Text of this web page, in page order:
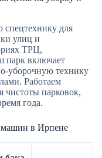
спецтехнику для
улиц и
ТРЦ,
включает
уборочную технику
Работаем
чистоты парковок,
года.
машин в Ирпене